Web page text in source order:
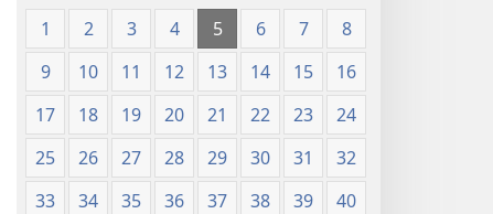
1 2 3 4 5 6 7
8
9
10 11 12 13 14 15
16
17
18 19 20 21 22 23
24
25
26 27 28 29 30 31
32
33
34 35 36 37 38 39
40